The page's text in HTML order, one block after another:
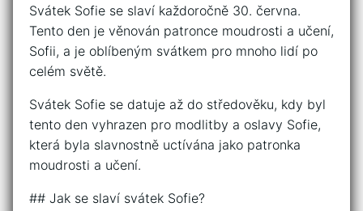
Svátek Sofie se slaví každoročně 30. června.
Tento den je věnován patronce moudrosti a učení,
Sofii, a je oblíbeným svátkem pro mnoho lidí po
celém světě.
Svátek Sofie se datuje až do středověku, kdy byl
tento den vyhrazen pro modlitby a oslavy Sofie,
která byla slavnostně uctívána jako patronka
moudrosti a učení.
## Jak se slaví svátek Sofie?